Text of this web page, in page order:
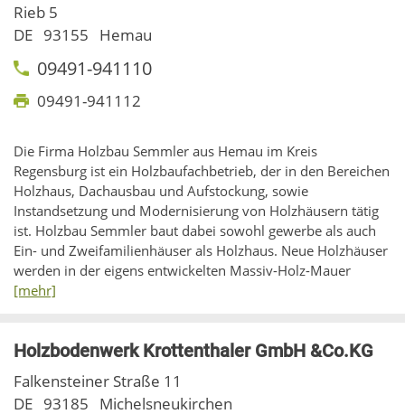
Rieb 5
DE 93155 Hemau
09491-941110
09491-941112
Die Firma Holzbau Semmler aus Hemau im Kreis
Regensburg ist ein Holzbaufachbetrieb, der in den Bereichen
Holzhaus, Dachausbau und Aufstockung, sowie
Instandsetzung und Modernisierung von Holzhäusern tätig
ist. Holzbau Semmler baut dabei sowohl gewerbe als auch
Ein- und Zweifamilienhäuser als Holzhaus. Neue Holzhäuser
werden in der eigens entwickelten Massiv-Holz-Mauer
[mehr]
Holzbodenwerk Krottenthaler GmbH &Co.KG
Falkensteiner Straße 11
DE 93185 Michelsneukirchen